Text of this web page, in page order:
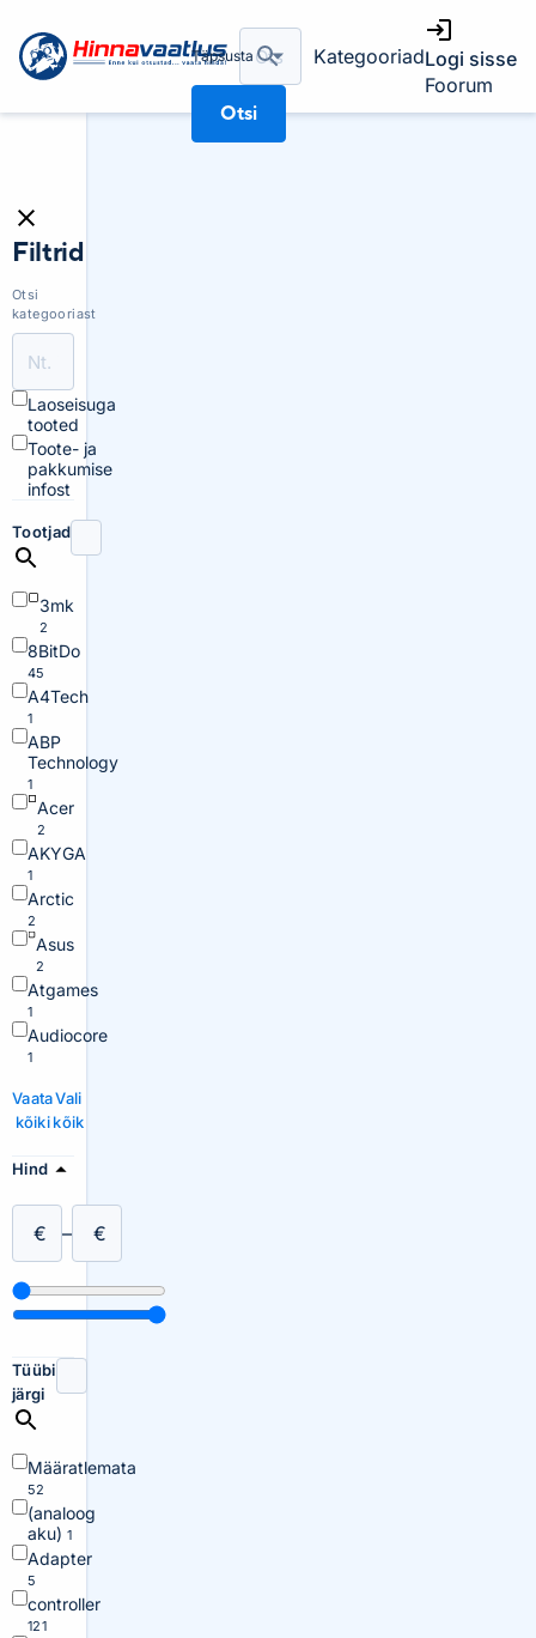
Täpsusta
Otsi
KategooriadLogi sisse
Foorum
Filtrid
Otsi
kategooriast
Laoseisuga
tooted
Toote- ja
pakkumise
infost
Tootjad
3mk
2
8BitDo
45
A4Tech
1
ABP
Technology
1
Acer
2
AKYGA
1
Arctic
2
Asus
2
Atgames
1
Audiocore
1
Vaata
kõiki
Vali
kõik
Hind
€ – €
Tüübi
järgi
Määratlemata
52
(analoog
aku) 1
Adapter
5
controller
121